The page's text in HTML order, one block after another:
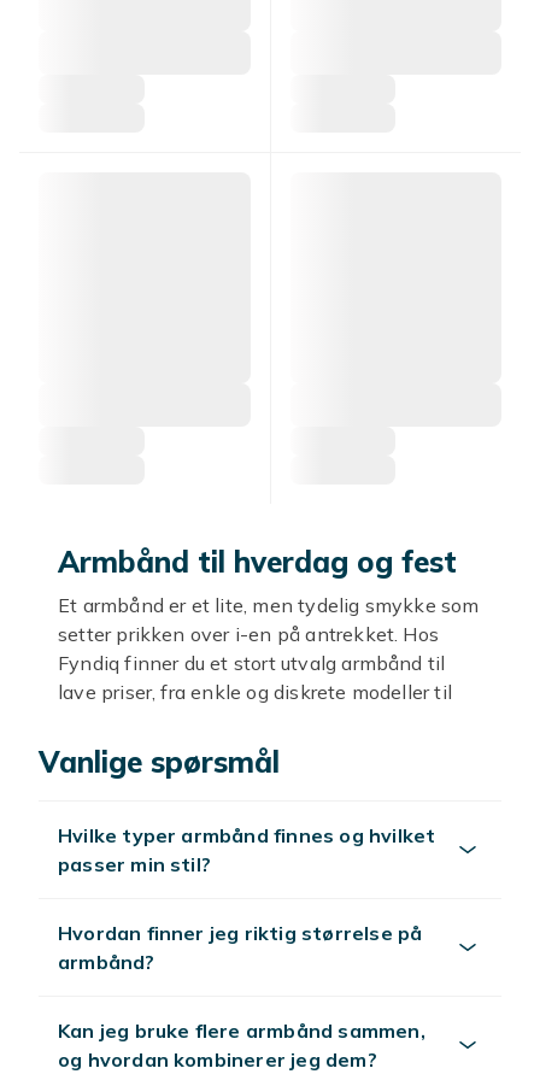
Armbånd til hverdag og fest
Et armbånd er et lite, men tydelig smykke som
setter prikken over i-en på antrekket. Hos
Fyndiq finner du et stort utvalg armbånd til
lave priser, fra enkle og diskrete modeller til
ett favorittarmbånd du bruker hver dag, eller
flere du kan stable sammen for et personlig
utvalget i ro og mak og finn din neste favoritt.
Armbånd finnes i mange former. Liker du å
bygge din egen historie, er
et klassisk og elegant uttrykk. For en mer
avslappet stil passer
perle- og kulearmbånd
Vanlige spørsmål
Hvilke typer armbånd finnes og hvilket
passer min stil?
Hvordan finner jeg riktig størrelse på
armbånd?
Kan jeg bruke flere armbånd sammen,
og hvordan kombinerer jeg dem?